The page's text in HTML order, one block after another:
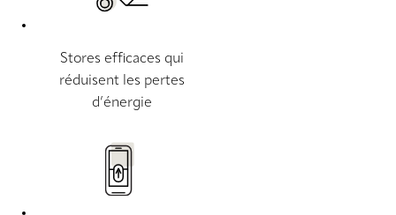
Stores efficaces qui
réduisent les pertes
d’énergie